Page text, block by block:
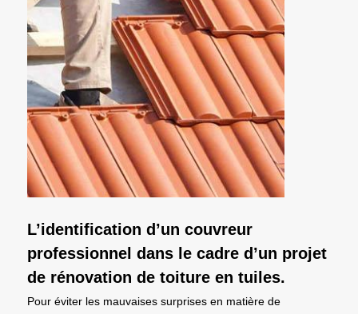
L’identification d’un couvreur
professionnel dans le cadre d’un projet
de rénovation de toiture en tuiles.
Pour éviter les mauvaises surprises en matière de